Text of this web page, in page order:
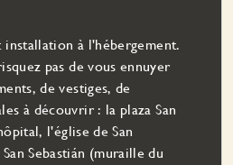
à l'hébergement.
pas de vous ennuyer
de vestiges, de
à découvrir : la plaza San
l'église de San
Sebastián (muraille du